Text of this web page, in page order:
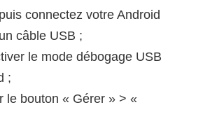
connectez votre Android
câble USB ;
le mode débogage USB
;
le bouton « Gérer » > «